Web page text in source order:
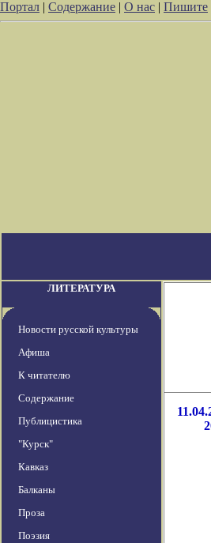
Портал | Содержание | О нас | Пишите
ЛИТЕРАТУРА
Новости русской культуры
Афиша
К читателю
Содержание
Публицистика
"Курск"
Кавказ
Балканы
Проза
Поэзия